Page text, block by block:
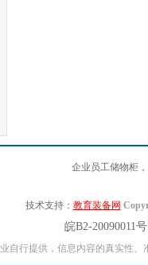
企业员工储物柜
技术支持： 教育装备网
皖B2-20090011
自行提供，信息内容的真实性